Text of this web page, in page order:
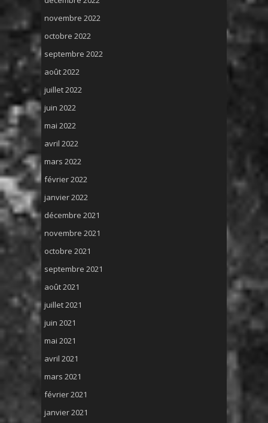
novembre 2022
octobre 2022
septembre 2022
août 2022
juillet 2022
juin 2022
mai 2022
avril 2022
mars 2022
février 2022
janvier 2022
décembre 2021
novembre 2021
octobre 2021
septembre 2021
août 2021
juillet 2021
juin 2021
mai 2021
avril 2021
mars 2021
février 2021
janvier 2021